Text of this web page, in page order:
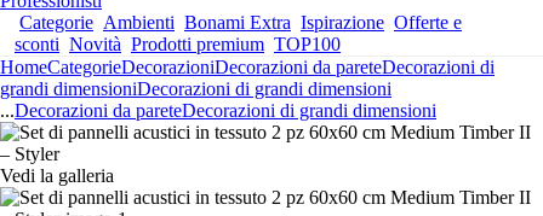
Categorie Ambienti Bonami Extra Ispirazione Offerte e
sconti Novità Prodotti premium TOP100
HomeCategorieDecorazioniDecorazioni da pareteDecorazioni di
grandi dimensioniDecorazioni di grandi dimensioni
...Decorazioni da pareteDecorazioni di grandi dimensioni
Vedi la galleria